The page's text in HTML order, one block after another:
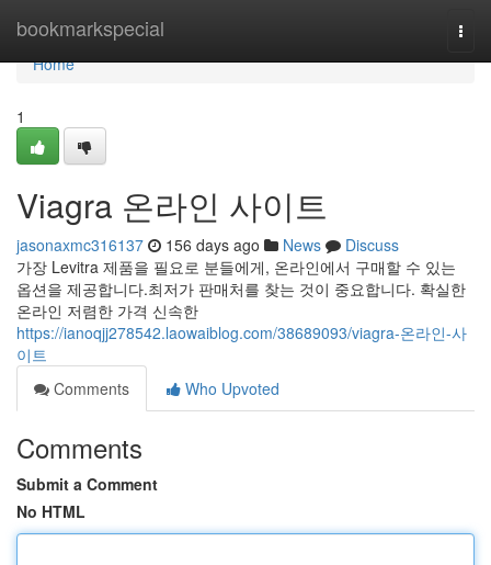
bookmarkspecial
Home
Home
1
Viagra 온라인 사이트
jasonaxmc316137 156 days ago News
Discuss
가장 Levitra 제품을 필요로 분들에게, 온라인에서 구매할 수 있는
옵션을 제공합니다.최저가 판매처를 찾는 것이 중요합니다. 확실한
온라인 저렴한 가격 신속한
https://ianoqjj278542.laowaiblog.com/38689093/viagra-온라인-사
이트
Comments
Who Upvoted
Comments
Submit a Comment
No HTML